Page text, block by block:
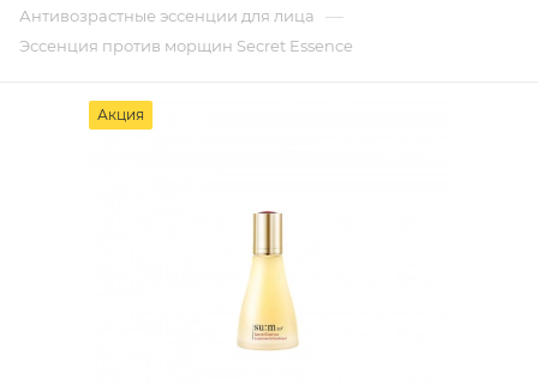
Антивозрастные эссенции для лица —
Эссенция против морщин Secret Essence
Акция